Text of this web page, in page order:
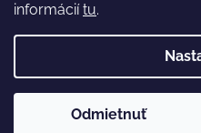
informáciítu.
Odmietnuť
Vytvoril
Copyright 2026